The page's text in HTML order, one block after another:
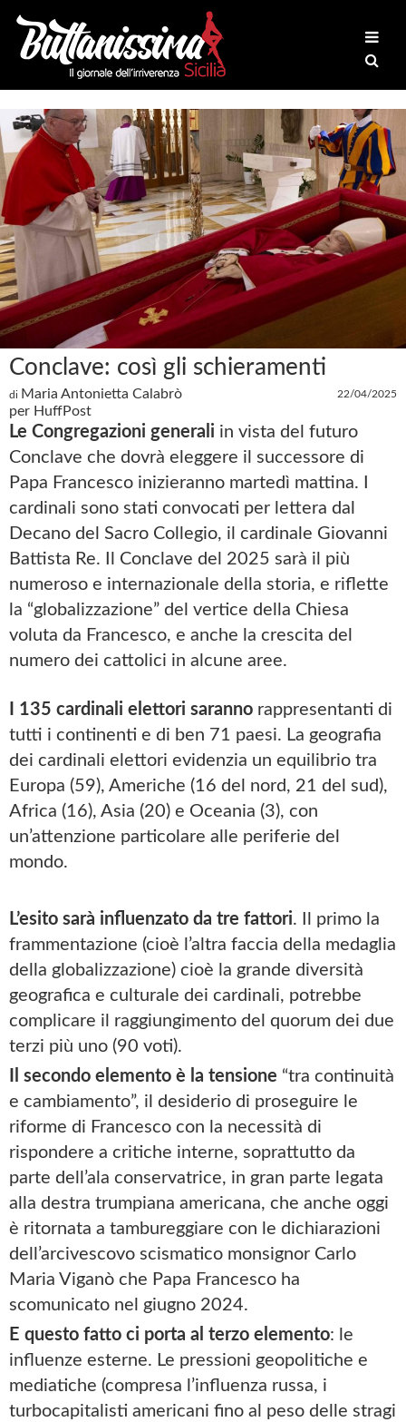
Conclave: così gli schieramenti
di Maria Antonietta Calabrò
per HuffPost
22/04/2025
Le Congregazioni generali in vista del futuro
Conclave che dovrà eleggere il successore di
Papa Francesco inizieranno martedì mattina. I
cardinali sono stati convocati per lettera dal
Decano del Sacro Collegio, il cardinale Giovanni
Battista Re. Il Conclave del 2025 sarà il più
numeroso e internazionale della storia, e riflette
la “globalizzazione” del vertice della Chiesa
voluta da Francesco, e anche la crescita del
numero dei cattolici in alcune aree.
I 135 cardinali elettori saranno rappresentanti di
tutti i continenti e di ben 71 paesi. La geografia
dei cardinali elettori evidenzia un equilibrio tra
Europa (59), Americhe (16 del nord, 21 del sud),
Africa (16), Asia (20) e Oceania (3), con
un’attenzione particolare alle periferie del
mondo.
L’esito sarà influenzato da tre fattori. Il primo la
frammentazione (cioè l’altra faccia della medaglia
della globalizzazione) cioè la grande diversità
geografica e culturale dei cardinali, potrebbe
complicare il raggiungimento del quorum dei due
terzi più uno (90 voti).
Il secondo elemento è la tensione “tra continuità
e cambiamento”, il desiderio di proseguire le
riforme di Francesco con la necessità di
rispondere a critiche interne, soprattutto da
parte dell’ala conservatrice, in gran parte legata
alla destra trumpiana americana, che anche oggi
è ritornata a tambureggiare con le dichiarazioni
dell’arcivescovo scismatico monsignor Carlo
Maria Viganò che Papa Francesco ha
scomunicato nel giugno 2024.
E questo fatto ci porta al terzo elemento: le
influenze esterne. Le pressioni geopolitiche e
mediatiche (compresa l’influenza russa, i
turbocapitalisti americani fino al peso delle stragi